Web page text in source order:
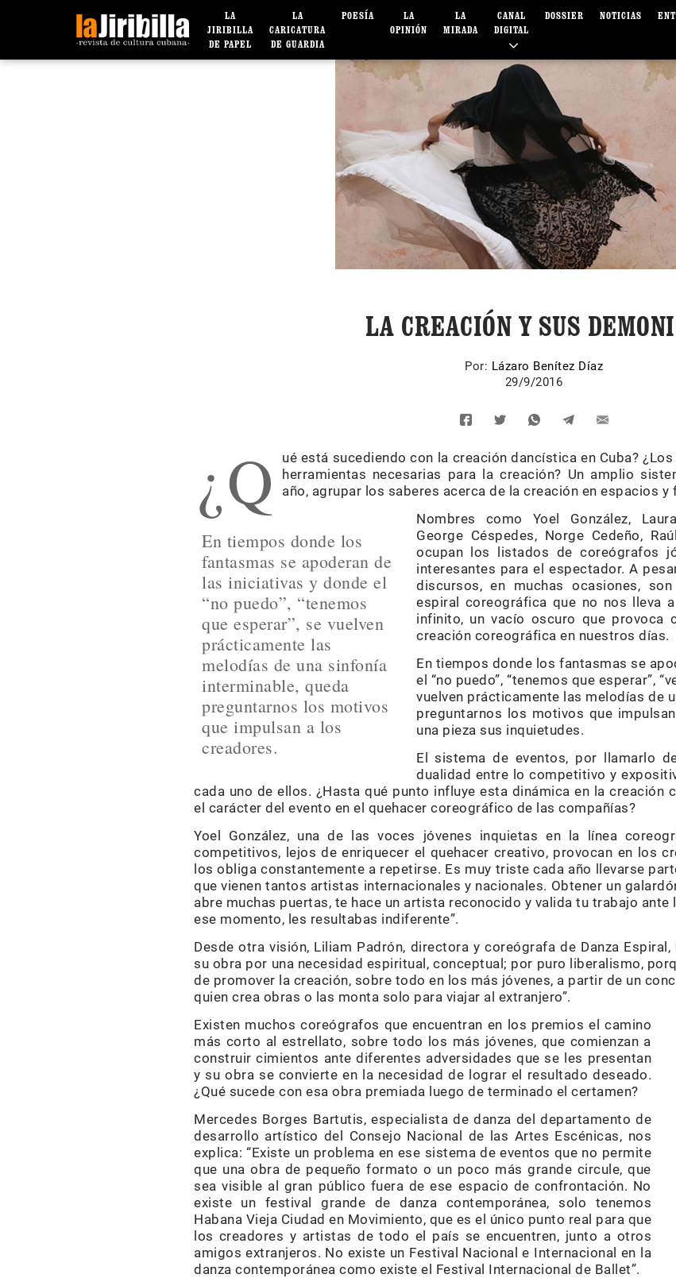
LA
JIRIBILLA
DE PAPEL
LA
CARICATURA
DE GUARDIA
POESÍA
LA
OPINIÓN
LA
MIRADA
CANAL
DIGITAL
DOSSIER NOTICIAS
LA CREACIÓN Y SUS
Por: Lázaro Benítez Díaz
29/9/2016
¿Q
ué está sucediendo con la creación dancística en Cuba?
herramientas necesarias para la creación? Un amplio
año, agrupar los saberes acerca de la creación en espacios
En tiempos donde los
fantasmas se apoderan de
las iniciativas y donde el
“no puedo”, “tenemos
que esperar”, se vuelven
prácticamente las
melodías de una sinfonía
interminable, queda
preguntarnos los motivos
que impulsan a los
creadores.
Nombres como Yoel González,
George Céspedes, Norge Cedeño,
ocupan los listados de coreógrafos
interesantes para el espectador. A
discursos, en muchas ocasiones,
espiral coreográfica que no nos lleva
infinito, un vacío oscuro que provoca
creación coreográfica en nuestros días.
En tiempos donde los fantasmas se
el “no puedo”, “tenemos que esperar”,
vuelven prácticamente las melodías de
preguntarnos los motivos que
una pieza sus inquietudes.
El sistema de eventos, por llamarlo
dualidad entre lo competitivo y
cada uno de ellos. ¿Hasta qué punto influye esta dinámica en la creación
el carácter del evento en el quehacer coreográfico de las compañías?
Yoel González, una de las voces jóvenes inquietas en la línea
competitivos, lejos de enriquecer el quehacer creativo, provocan en los
los obliga constantemente a repetirse. Es muy triste cada año llevarse
que vienen tantos artistas internacionales y nacionales. Obtener un
abre muchas puertas, te hace un artista reconocido y valida tu trabajo ante
ese momento, les resultabas indiferente”.
Desde otra visión, Liliam Padrón, directora y coreógrafa de Danza
su obra por una necesidad espiritual, conceptual; por puro liberalismo,
de promover la creación, sobre todo en los más jóvenes, a partir de un
quien crea obras o las monta solo para viajar al extranjero”.
Existen muchos coreógrafos que encuentran en los premios el camino
más corto al estrellato, sobre todo los más jóvenes, que comienzan a
construir cimientos ante diferentes adversidades que se les presentan
y su obra se convierte en la necesidad de lograr el resultado deseado.
¿Qué sucede con esa obra premiada luego de terminado el certamen?
Mercedes Borges Bartutis, especialista de danza del departamento de
desarrollo artístico del Consejo Nacional de las Artes Escénicas, nos
explica: “Existe un problema en ese sistema de eventos que no permite
que una obra de pequeño formato o un poco más grande circule, que
sea visible al gran público fuera de ese espacio de confrontación. No
existe un festival grande de danza contemporánea, solo tenemos
Habana Vieja Ciudad en Movimiento, que es el único punto real para que
los creadores y artistas de todo el país se encuentren, junto a otros
amigos extranjeros. No existe un Festival Nacional e Internacional en la
danza contemporánea como existe el Festival Internacional de Ballet”.